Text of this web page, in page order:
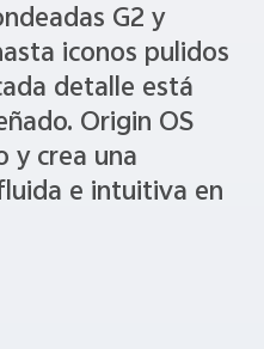
G2 y
iconos pulidos
detalle está
Origin OS
y crea una
e intuitiva en